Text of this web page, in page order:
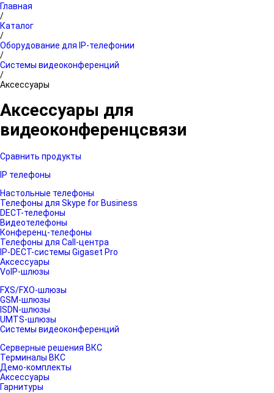
Главная
/
Каталог
/
Оборудование для IP-телефонии
/
Системы видеоконференций
/
Аксессуары
Аксессуары для
видеоконференцсвязи
Сравнить продукты
IP телефоны
Настольные телефоны
Телефоны для Skype for Business
DECT-телефоны
Видеотелефоны
Конференц-телефоны
Телефоны для Call-центра
IP-DECT-системы Gigaset Pro
Аксессуары
VoIP-шлюзы
FXS/FXO-шлюзы
GSM-шлюзы
ISDN-шлюзы
UMTS-шлюзы
Системы видеоконференций
Серверные решения ВКС
Терминалы ВКС
Демо-комплекты
Аксессуары
Гарнитуры